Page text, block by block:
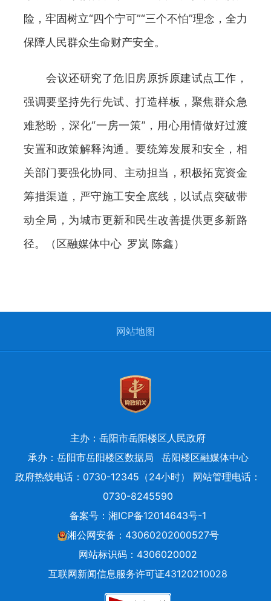
险，牢固树立“四个宁可”“三个不怕”理念，全力
保障人民群众生命财产安全。
会议还研究了危旧房原拆原建试点工作，
强调要坚持先行先试、打造样板，聚焦群众急
难愁盼，深化“一房一策”，用心用情做好过渡
安置和政策解释沟通。要统筹发展和安全，相
关部门要强化协同、主动担当，积极拓宽资金
筹措渠道，严守施工安全底线，以试点突破带
动全局，为城市更新和民生改善提供更多新路
径。（区融媒体中心 罗岚 陈鑫）
网站地图
主办：岳阳市岳阳楼区人民政府
承办：岳阳市岳阳楼区数据局
岳阳楼区融媒体中心
政府热线电话：0730-12345（24小时） 网站管理电话：
0730-8245590
备案号： 湘ICP备12014643号-1
湘公网安备：43060202000527号
网站标识码：4306020002
互联网新闻信息服务许可证43120210028